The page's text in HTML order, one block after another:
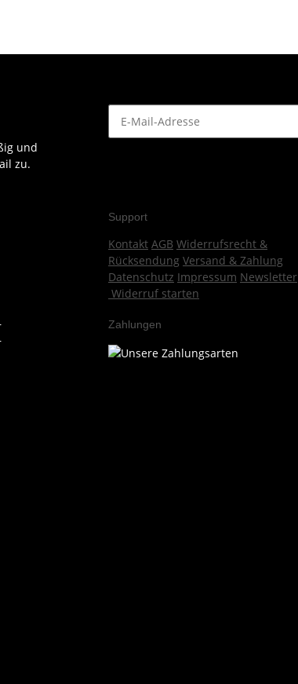
und
zu.
Support
Kontakt AGB Widerrufsrecht &
Rücksendung Versand & Zahlung
Datenschutz Impressum Newsletter
Widerruf starten
Zahlungen